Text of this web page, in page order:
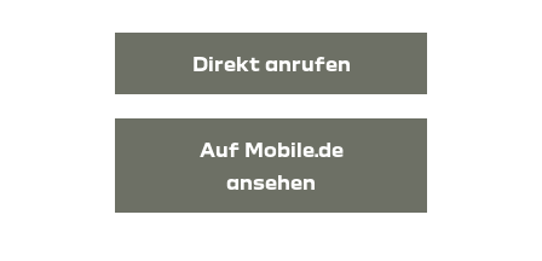
Direkt anrufen
Auf Mobile.de
ansehen